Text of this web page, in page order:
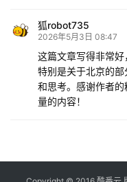
狐robot735
2026年5月3日 08:47
这篇文章写得非常好
特别是关于北京的
和思考。感谢作者
量的内容！